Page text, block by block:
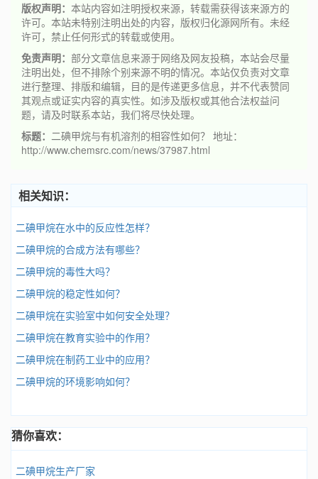
版权声明： 本站内容如注明授权来源，转载需获得该来源方的
许可。本站未特别注明出处的内容，版权归化源网所有。未经
许可，禁止任何形式的转载或使用。
免责声明： 部分文章信息来源于网络及网友投稿，本站会尽量
注明出处，但不排除个别来源不明的情况。本站仅负责对文章
进行整理、排版和编辑，目的是传递更多信息，并不代表赞同
其观点或证实内容的真实性。如涉及版权或其他合法权益问
题，请及时联系本站，我们将尽快处理。
标题： 二碘甲烷与有机溶剂的相容性如何？ 地址：
http://www.chemsrc.com/news/37987.html
相关知识：
二碘甲烷在水中的反应性怎样？
二碘甲烷的合成方法有哪些？
二碘甲烷的毒性大吗？
二碘甲烷的稳定性如何？
二碘甲烷在实验室中如何安全处理？
二碘甲烷在教育实验中的作用？
二碘甲烷在制药工业中的应用？
二碘甲烷的环境影响如何？
猜你喜欢：
二碘甲烷生产厂家